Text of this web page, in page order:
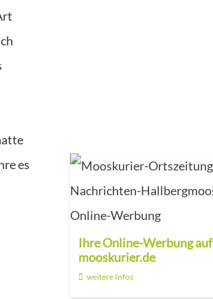
es
Ihre Online-Werbung auf
mooskurier.de
weitere Infos